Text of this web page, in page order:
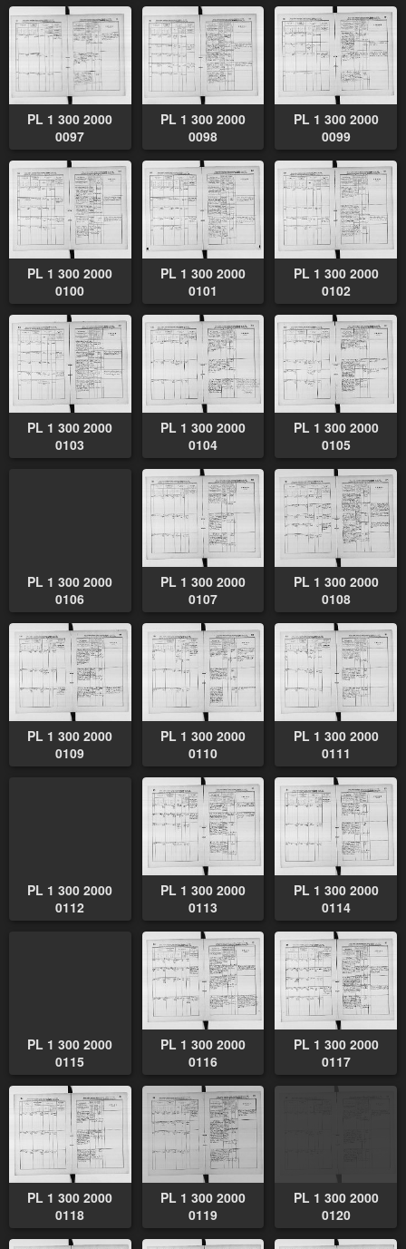
PL 1 300 2000
0097
PL 1 300 2000
0098
PL 1 300 2000
0099
PL 1 300 2000
0100
PL 1 300 2000
0101
PL 1 300 2000
0102
PL 1 300 2000
0103
PL 1 300 2000
0104
PL 1 300 2000
0105
PL 1 300 2000
0106
PL 1 300 2000
0107
PL 1 300 2000
0108
PL 1 300 2000
0109
PL 1 300 2000
0110
PL 1 300 2000
0111
PL 1 300 2000
0112
PL 1 300 2000
0113
PL 1 300 2000
0114
PL 1 300 2000
0115
PL 1 300 2000
0116
PL 1 300 2000
0117
PL 1 300 2000
0118
PL 1 300 2000
0119
PL 1 300 2000
0120